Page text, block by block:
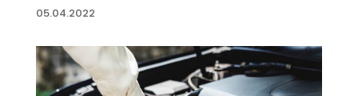
05.04.2022